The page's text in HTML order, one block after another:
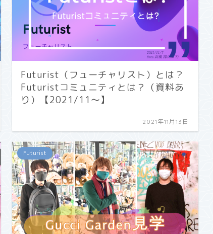
Futurist（フューチャリスト）とは？
Futuristコミュニティとは？（資料あ
り）【2021/11〜】
2021年11月13日
Futurist